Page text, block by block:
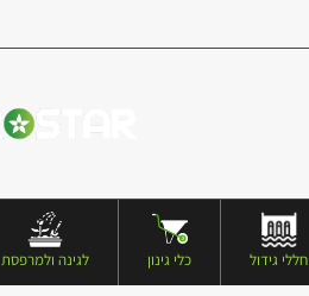
חללי גידול כלי גינון לגינה ולמרפסת